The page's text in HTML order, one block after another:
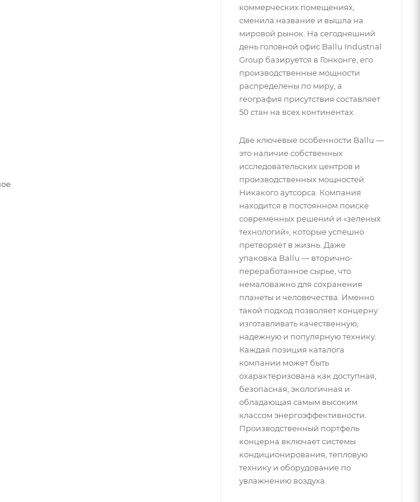
коммерческих помещениях,
сменила название и вышла на
мировой рынок. На сегодняшний
день головной офис Ballu Industrial
Group базируется в Гонконге, его
производственные мощности
распределены по миру, а
география присутствия составляет
50 стан на всех континентах.
Две ключевые особенности Ballu —
это наличие собственных
исследовательских центров и
производственных мощностей.
Никакого аутсорса. Компания
находится в постоянном поиске
современных решений и «зеленых
технологий», которые успешно
претворяет в жизнь. Даже
упаковка Ballu — вторично-
переработанное сырье, что
немаловажно для сохранения
планеты и человечества. Именно
такой подход позволяет концерну
изготавливать качественную,
надежную и популярную технику.
Каждая позиция каталога
компании может быть
охарактеризована как доступная,
безопасная, экологичная и
обладающая самым высоким
классом энергоэффективности.
Производственный портфель
концерна включает системы
кондиционирования, тепловую
технику и оборудование по
увлажнению воздуха.